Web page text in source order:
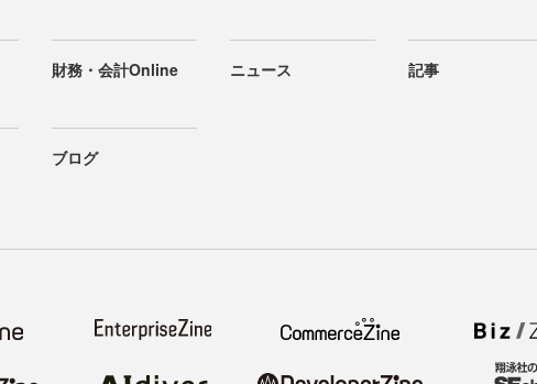
財務・会計Online ニュース 記事
ブログ